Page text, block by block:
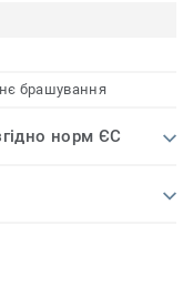
брашування
норм ЄС